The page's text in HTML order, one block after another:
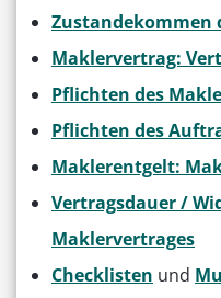
Zustandekommen
Maklervertrag:
Pflichten des
Pflichten des
Maklerentgelt:
Vertragsdauer /
Maklervertrages
Checklisten und